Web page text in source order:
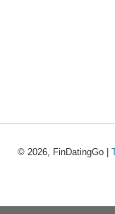
© 2026, FinDatingGo |